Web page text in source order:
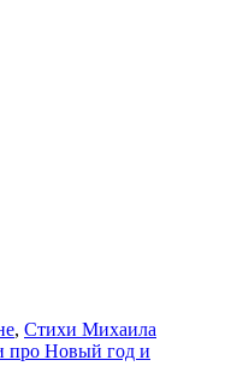
, Стихи Михаила
про Новый год и